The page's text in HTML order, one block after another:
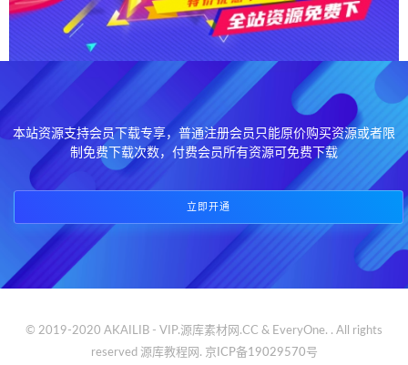
本站资源支持会员下载专享，普通注册会员只能原价购买资源或者限
制免费下载次数，付费会员所有资源可免费下载
立即开通
© 2019-2020 AKAILIB - VIP.源库素材网.CC & EveryOne. . All rights
reserved 源库教程网. 京ICP备19029570号